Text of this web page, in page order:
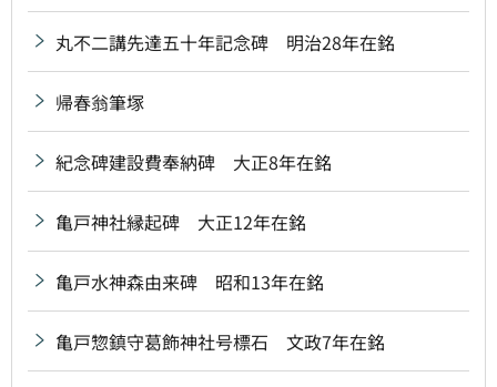
丸不二講先達五十年記念碑 明治28年在銘
帰春翁筆塚
紀念碑建設費奉納碑 大正8年在銘
亀戸神社縁起碑 大正12年在銘
亀戸水神森由来碑 昭和13年在銘
亀戸惣鎮守葛飾神社号標石 文政7年在銘